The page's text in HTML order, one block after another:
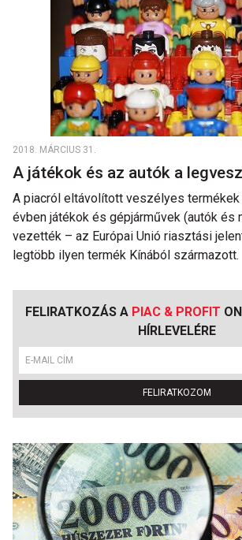
2018. MÁRCIUS 31.
A játékok és az autók a
A piacról eltávolított veszélyes termékek
évben játékok és gépjárművek (autók és
vezették – az Európai Unió riasztási
legtöbb ilyen termék Kínából származott.
FELIRATKOZÁS A PIAC & PROFIT
HÍRLEVELÉRE
FELIRATKOZOM